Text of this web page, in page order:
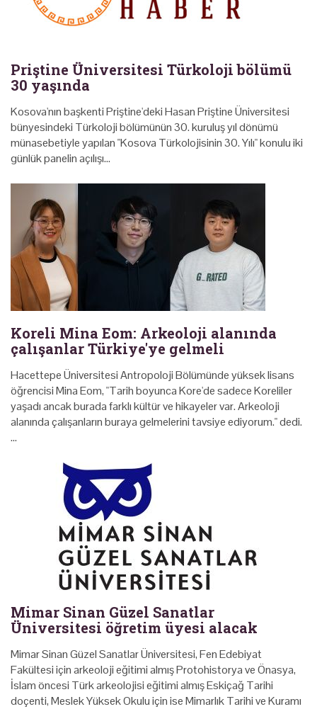
Priştine Üniversitesi Türkoloji bölümü
30 yaşında
Kosova'nın başkenti Priştine'deki Hasan Priştine Üniversitesi
bünyesindeki Türkoloji bölümünün 30. kuruluş yıl dönümü
münasebetiyle yapılan "Kosova Türkolojisinin 30. Yılı" konulu iki
günlük panelin açılışı…
Koreli Mina Eom: Arkeoloji alanında
çalışanlar Türkiye'ye gelmeli
Hacettepe Üniversitesi Antropoloji Bölümünde yüksek lisans
öğrencisi Mina Eom, "Tarih boyunca Kore'de sadece Koreliler
yaşadı ancak burada farklı kültür ve hikayeler var. Arkeoloji
alanında çalışanların buraya gelmelerini tavsiye ediyorum." dedi.
…
Mimar Sinan Güzel Sanatlar
Üniversitesi öğretim üyesi alacak
Mimar Sinan Güzel Sanatlar Üniversitesi, Fen Edebiyat
Fakültesi için arkeoloji eğitimi almış Protohistorya ve Önasya,
İslam öncesi Türk arkeolojisi eğitimi almış Eskiçağ Tarihi
doçenti, Meslek Yüksek Okulu için ise Mimarlık Tarihi ve Kuramı